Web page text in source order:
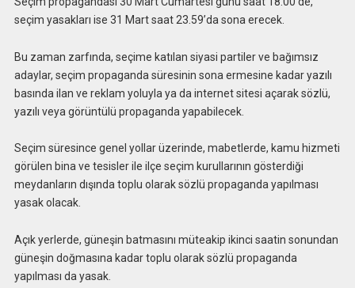
seçim yasakları ise 31 Mart saat 23.59’da sona erecek.
Bu zaman zarfında, seçime katılan siyasi partiler ve bağımsız
adaylar, seçim propaganda süresinin sona ermesine kadar yazılı
basında ilan ve reklam yoluyla ya da internet sitesi açarak sözlü,
yazılı veya görüntülü propaganda yapabilecek.
Seçim süresince genel yollar üzerinde, mabetlerde, kamu hizmeti
görülen bina ve tesisler ile ilçe seçim kurullarının gösterdiği
meydanların dışında toplu olarak sözlü propaganda yapılması
yasak olacak.
Açık yerlerde, güneşin batmasını müteakip ikinci saatin sonundan
güneşin doğmasına kadar toplu olarak sözlü propaganda
yapılması da yasak.